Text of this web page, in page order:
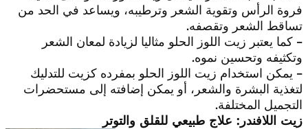
فروة الرأس وتقوية الشعر وترطيبه، ويساعد في الحد من
تساقط الشعر وتقصفه.
– كما يعتبر زيت اللوز الحلو مثاليا لزيادة لمعان الشعر
وتكثيفه وتحسين نموه.
– يمكن استخدام زيت اللوز الحلو بمفرده كزيت للتدليك
لتغذية البشرة والشعر، أو يمكن إضافته إلى مستحضرات
التجميل المختلفة.
زيت اللافندر: علاج طبيعي للقلق والتوتر